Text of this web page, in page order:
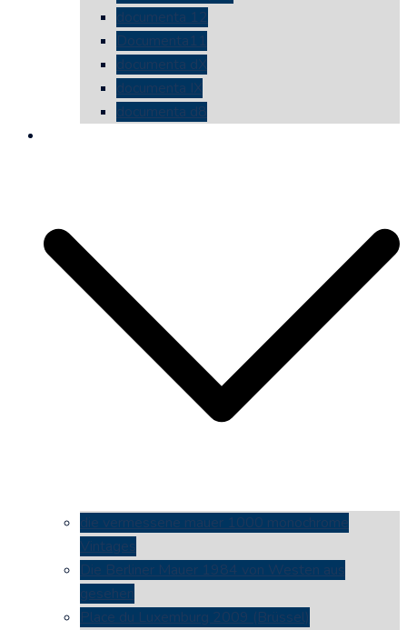
documenta 12
Documenta11
documenta dX
documenta IX
documenta d8
die vermessene mauer 1000 monochrome
Vintages
Die Berliner Mauer 1984 von Westen aus
gesehen
Place du Luxemburg 2009 (Brüssel)